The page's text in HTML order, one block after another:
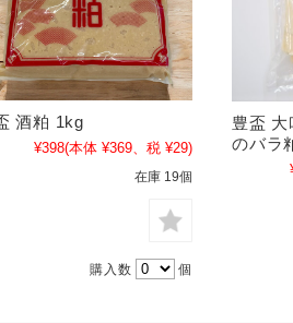
酒粕 1kg
¥398(本体 ¥369、税 ¥29)
在庫 19個
購入数 個
豊盃
のバラ